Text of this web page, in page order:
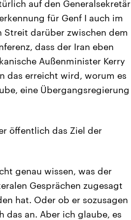
auf den Generalsekretär
für Genf I auch im
darüber zwischen dem
dass der Iran eben
Außenminister Kerry
das erreicht wird, worum es
eine Übergangsregierung
öffentlich das Ziel der
genau wissen, was der
Gesprächen zugesagt
hat. Oder ob er sozusagen
das an. Aber ich glaube, es